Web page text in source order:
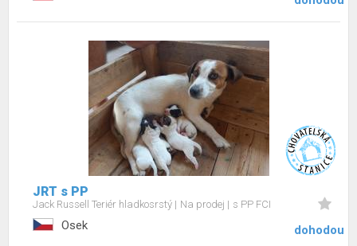
JRT s PP
Jack Russell Teriér hladkosrstý Na prodej s PP FCI
Osek dohodou